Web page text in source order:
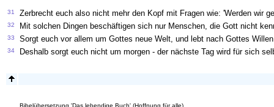
31 Zerbrecht euch also nicht mehr den Kopf mit Fragen wie: 'Werden wir
32 Mit solchen Dingen beschäftigen sich nur Menschen, die Gott nicht
33 Sorgt euch vor allem um Gottes neue Welt, und lebt nach Gottes
34 Deshalb sorgt euch nicht um morgen - der nächste Tag wird für sich
Bibelübersetzung 'Das lebendige Buch' (Hoffnung für alle)